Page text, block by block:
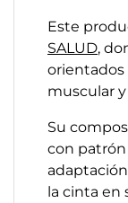
Este
SALUD,
orientados
muscular
Su
con
la cinta en